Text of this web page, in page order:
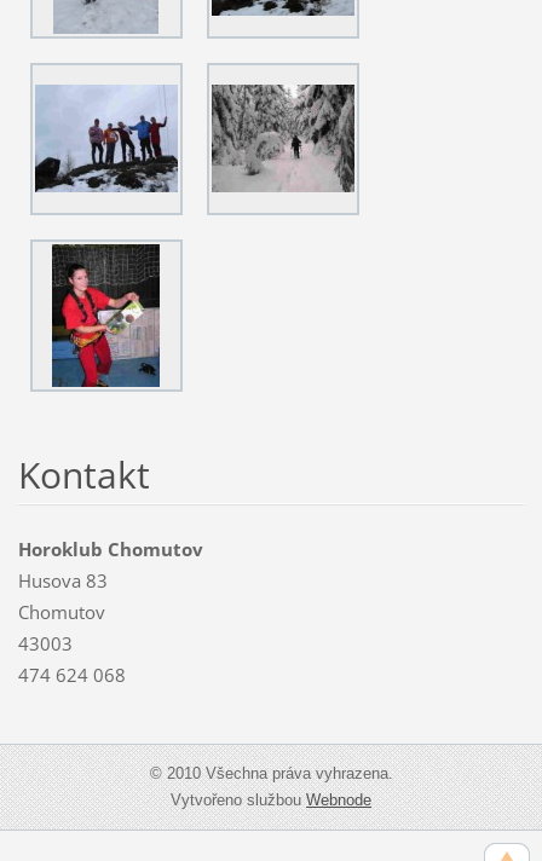
Kontakt
Horoklub Chomutov
Husova 83
Chomutov
43003
474 624 068
© 2010 Všechna práva vyhrazena.
Vytvořeno službouWebnode